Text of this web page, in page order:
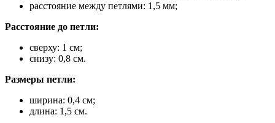
расстояние между петлями: 1,5 мм;
Расстояние до петли:
сверху: 1 см;
снизу: 0,8 см.
Размеры петли:
ширина: 0,4 см;
длина: 1,5 см.